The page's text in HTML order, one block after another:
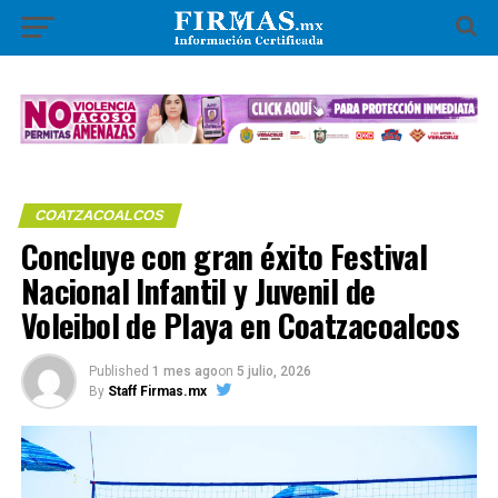
COATZACOALCOS
Concluye con gran éxito Festival
Nacional Infantil y Juvenil de
Voleibol de Playa en Coatzacoalcos
Published 1 mes agoon 5 julio, 2026
By Staff Firmas.mx